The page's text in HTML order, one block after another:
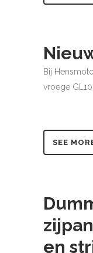
Bij
vroege
SEE
en